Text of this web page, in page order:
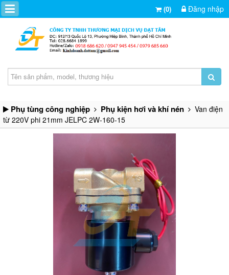
(0) Đăng nhập
Phụ tùng công nghiệp Phụ kiện hơi và khí nén
Van điện
từ 220V phi 21mm JELPC 2W-160-15